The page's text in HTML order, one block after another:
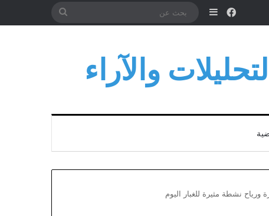
فيسبوكإضافة عمود جانبي
بحث
والآراء
نشطة مثيرة للغبار اليوم